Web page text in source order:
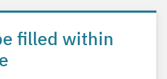
filled within